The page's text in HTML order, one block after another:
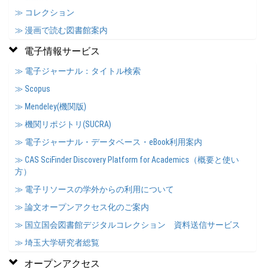
≫ コレクション
≫ 漫画で読む図書館案内
電子情報サービス
≫ 電子ジャーナル：タイトル検索
≫ Scopus
≫ Mendeley(機関版)
≫ 機関リポジトリ(SUCRA)
≫ 電子ジャーナル・データベース・eBook利用案内
≫ CAS SciFinder Discovery Platform for Academics（概要と使い
方）
≫ 電子リソースの学外からの利用について
≫ 論文オープンアクセス化のご案内
≫ 国立国会図書館デジタルコレクション 資料送信サービス
≫ 埼玉大学研究者総覧
オープンアクセス